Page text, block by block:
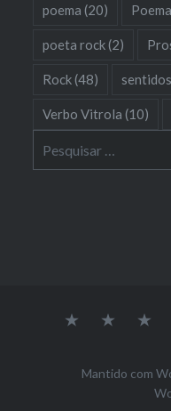
poema (20)
poeta rock(2)
Rock(48) sentidos
Verbo Vitrola (10)
por:
Sobre Música
Mantido com